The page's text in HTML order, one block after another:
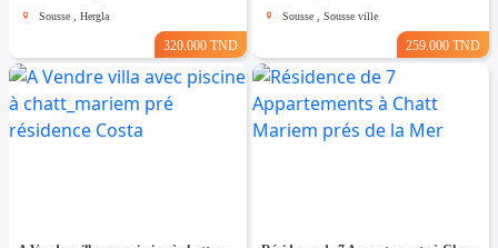
Sousse , Hergla
320.000 TND
Sousse , Sousse ville
259.000 TND